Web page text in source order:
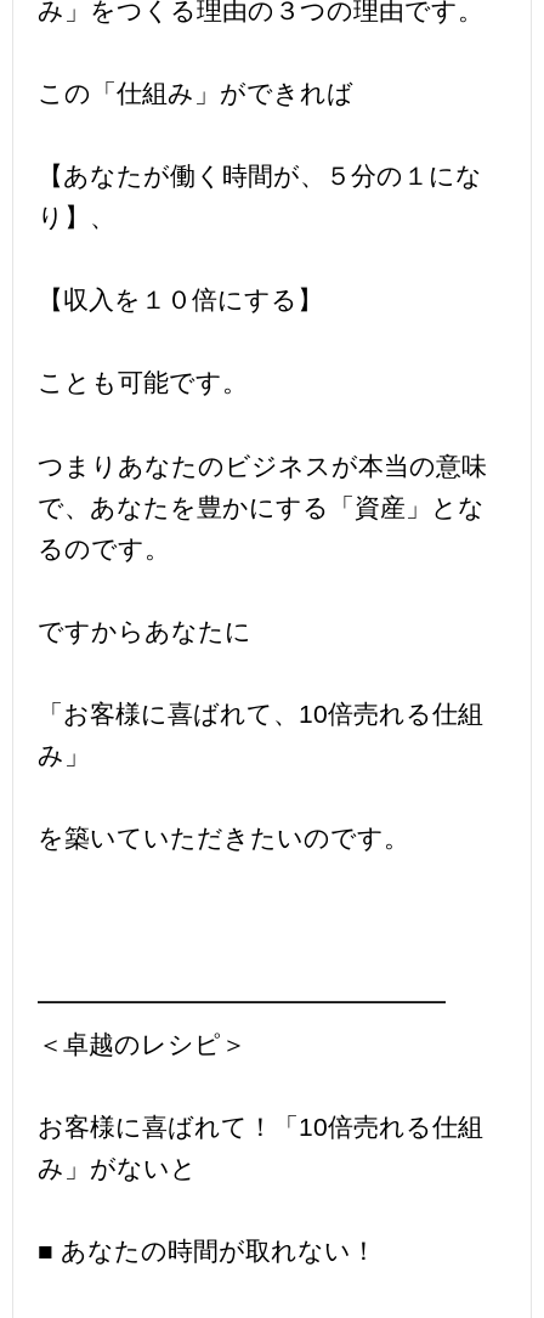
み」をつくる理由の３つの理由です。
この「仕組み」ができれば
【あなたが働く時間が、５分の１にな
り】、
【収入を１０倍にする】
ことも可能です。
つまりあなたのビジネスが本当の意味
で、あなたを豊かにする「資産」とな
るのです。
ですからあなたに
「お客様に喜ばれて、10倍売れる仕組
み」
を築いていただきたいのです。
━━━━━━━━━━━━━━━━
＜卓越のレシピ＞
お客様に喜ばれて！「10倍売れる仕組
み」がないと
■ あなたの時間が取れない！